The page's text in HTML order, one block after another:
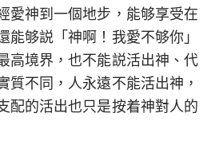
愛神到一個地步，能够享受在
能够説「神啊！我愛不够你」
高境界，也不能説活出神、代
質不同，人永遠不能活出神，
配的活出也只是按着神對人的